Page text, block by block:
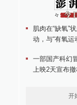
肌肉在“缺氧”
动，与“有氧运
一部国产科幻
上映2天宣布撤
开